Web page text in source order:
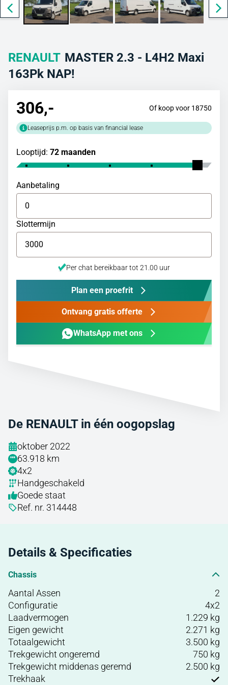
RENAULT MASTER 2.3 - L4H2 Maxi
163Pk NAP!
De RENAULT in één oogopslag
oktober 2022
63.918 km
4x2
Handgeschakeld
Goede staat
Ref. nr. 314448
Details & Specificaties
Chassis
Aantal Assen
2
Configuratie
4x2
Laadvermogen
1.229 kg
Eigen gewicht
2.271 kg
Totaalgewicht
3.500 kg
Trekgewicht ongeremd
750 kg
Trekgewicht middenas geremd
2.500 kg
Trekhaak
306,- Of koop voor 18750
Leaseprijs p.m. op basis van financial lease
Looptijd: 72 maanden
Aanbetaling
Slottermijn
Per chat bereikbaar tot 21.00 uur
Plan een proefrit
Ontvang gratis offerte
WhatsApp met ons